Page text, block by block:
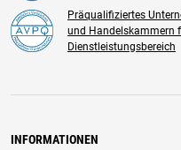
Präqualifiziertes
und Handelskammern
Dienstleistungsbereich
INFORMATIONEN